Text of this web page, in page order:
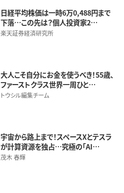
日経平均株価は一時6万0,488円まで
下落…この先は？個人投資家2…
楽天証券経済研究所
大人こそ自分にお金を使うべき！55歳、
ファーストクラス世界一周ひと…
トウシル編集チーム
宇宙から路上まで！スペースXとテスラ
が計算資源を独占…究極の「AI…
茂木 春輝